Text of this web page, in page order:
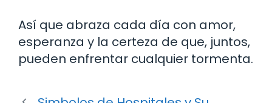
Así que abraza cada día con amor,
esperanza y la certeza de que, juntos,
pueden enfrentar cualquier tormenta.